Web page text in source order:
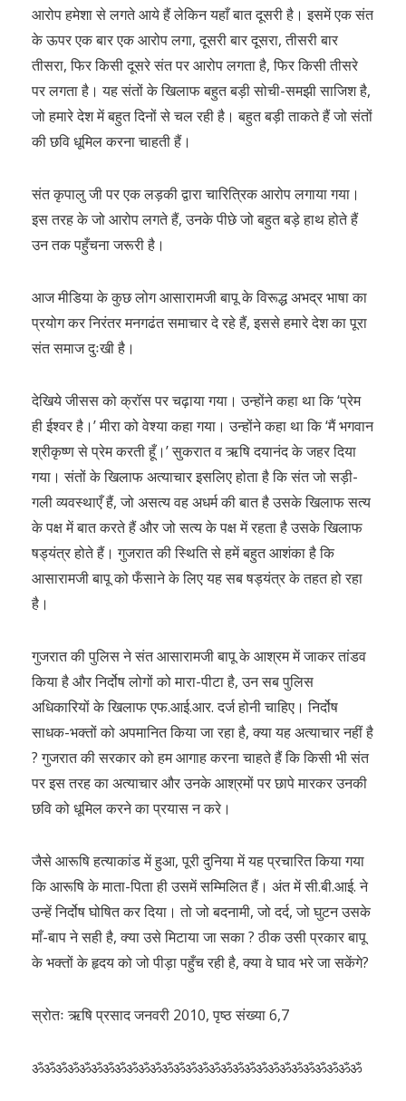
आरोप हमेशा से लगते आये हैं लेकिन यहाँ बात दूसरी है। इसमें एक संत
के ऊपर एक बार एक आरोप लगा, दूसरी बार दूसरा, तीसरी बार
तीसरा, फिर किसी दूसरे संत पर आरोप लगता है, फिर किसी तीसरे
पर लगता है। यह संतों के खिलाफ बहुत बड़ी सोची-समझी साजिश है,
जो हमारे देश में बहुत दिनों से चल रही है। बहुत बड़ी ताकते हैं जो संतों
की छवि धूमिल करना चाहती हैं।
संत कृपालु जी पर एक लड़की द्वारा चारित्रिक आरोप लगाया गया।
इस तरह के जो आरोप लगते हैं, उनके पीछे जो बहुत बड़े हाथ होते हैं
उन तक पहुँचना जरूरी है।
आज मीडिया के कुछ लोग आसारामजी बापू के विरूद्ध अभद्र भाषा का
प्रयोग कर निरंतर मनगढंत समाचार दे रहे हैं, इससे हमारे देश का पूरा
संत समाज दुःखी है।
देखिये जीसस को क्रॉस पर चढ़ाया गया। उन्होंने कहा था कि ‘प्रेम
ही ईश्वर है।’ मीरा को वेश्या कहा गया। उन्होंने कहा था कि ‘मैं भगवान
श्रीकृष्ण से प्रेम करती हूँ।’ सुकरात व ऋषि दयानंद के जहर दिया
गया। संतों के खिलाफ अत्याचार इसलिए होता है कि संत जो सड़ी-
गली व्यवस्थाएँ हैं, जो असत्य वह अधर्म की बात है उसके खिलाफ सत्य
के पक्ष में बात करते हैं और जो सत्य के पक्ष में रहता है उसके खिलाफ
षड्यंत्र होते हैं। गुजरात की स्थिति से हमें बहुत आशंका है कि
आसारामजी बापू को फँसाने के लिए यह सब षड्यंत्र के तहत हो रहा
है।
गुजरात की पुलिस ने संत आसारामजी बापू के आश्रम में जाकर तांडव
किया है और निर्दोष लोगों को मारा-पीटा है, उन सब पुलिस
अधिकारियों के खिलाफ एफ.आई.आर. दर्ज होनी चाहिए। निर्दोष
साधक-भक्तों को अपमानित किया जा रहा है, क्या यह अत्याचार नहीं है
? गुजरात की सरकार को हम आगाह करना चाहते हैं कि किसी भी संत
पर इस तरह का अत्याचार और उनके आश्रमों पर छापे मारकर उनकी
छवि को धूमिल करने का प्रयास न करे।
जैसे आरूषि हत्याकांड में हुआ, पूरी दुनिया में यह प्रचारित किया गया
कि आरूषि के माता-पिता ही उसमें सम्मिलित हैं। अंत में सी.बी.आई. ने
उन्हें निर्दोष घोषित कर दिया। तो जो बदनामी, जो दर्द, जो घुटन उसके
माँ-बाप ने सही है, क्या उसे मिटाया जा सका ? ठीक उसी प्रकार बापू
के भक्तों के हृदय को जो पीड़ा पहुँच रही है, क्या वे घाव भरे जा सकेंगे?
स्रोतः ऋषि प्रसाद जनवरी 2010, पृष्ठ संख्या 6,7
ॐॐॐॐॐॐॐॐॐॐॐॐॐॐॐॐॐॐॐॐॐॐॐॐॐॐॐॐ